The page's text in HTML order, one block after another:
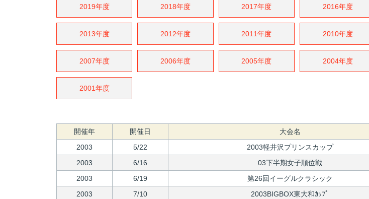
2019年度 2018年度 2017年度 2016年度
2013年度 2012年度 2011年度 2010年度
2007年度 2006年度 2005年度 2004年度
2001年度
開催年 開催日 大会名
2003
5/22 2003軽井沢プリンスカップ
2003
6/16 03下半期女子順位戦
2003
6/19 第26回イーグルクラシック
2003
7/10 2003BIGBOX東大和ｶｯﾌﾟ